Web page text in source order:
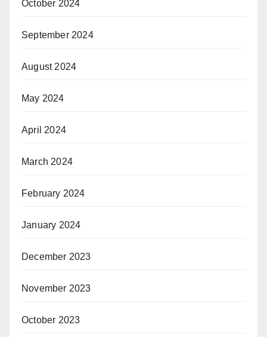
October 2024
September 2024
August 2024
May 2024
April 2024
March 2024
February 2024
January 2024
December 2023
November 2023
October 2023